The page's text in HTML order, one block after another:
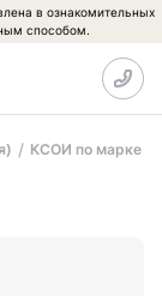
в ознакомительных
способом.
КСОИ по марке